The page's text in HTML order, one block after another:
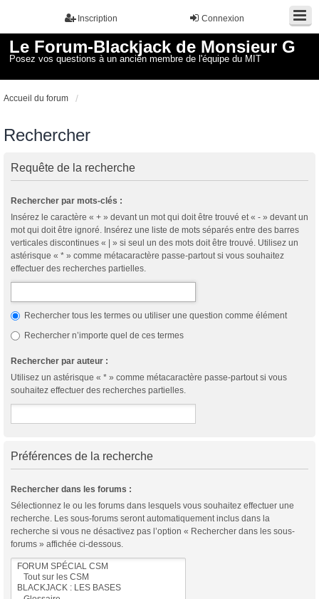
Connexion
Inscription
Le Forum-Blackjack de Monsieur G
Posez vos questions à un ancien membre de l'équipe du MIT
Accueil du forum
Rechercher
Requête de la recherche
Rechercher par mots-clés :
Insérez le caractère « + » devant un mot qui doit être trouvé et « - » devant un
mot qui doit être ignoré. Insérez une liste de mots séparés entre des barres
verticales discontinues « | » si seul un des mots doit être trouvé. Utilisez un
astérisque « * » comme métacaractère passe-partout si vous souhaitez
effectuer des recherches partielles.
Rechercher tous les termes ou utiliser une question comme élément
Rechercher n’importe quel de ces termes
Rechercher par auteur :
Utilisez un astérisque « * » comme métacaractère passe-partout si vous
souhaitez effectuer des recherches partielles.
Préférences de la recherche
Rechercher dans les forums :
Sélectionnez le ou les forums dans lesquels vous souhaitez effectuer une
recherche. Les sous-forums seront automatiquement inclus dans la
recherche si vous ne désactivez pas l’option « Rechercher dans les sous-
forums » affichée ci-dessous.